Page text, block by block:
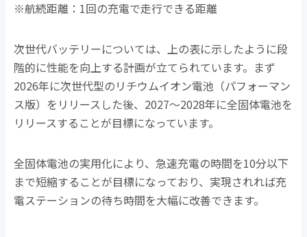
※航続距離：1回の充電で走行できる距離
次世代バッテリーについては、上の表に示したように段
階的に性能を向上する計画が立てられています。まず
2026年に次世代型のリチウムイオン電池（パフォーマン
ス版）をリリースした後、2027～2028年に全固体電池を
リリースすることが目標になっています。
全固体電池の実用化により、急速充電の時間を10分以下
まで短縮することが目標になっており、実現されれば充
電ステーションの待ち時間を大幅に改善できます。